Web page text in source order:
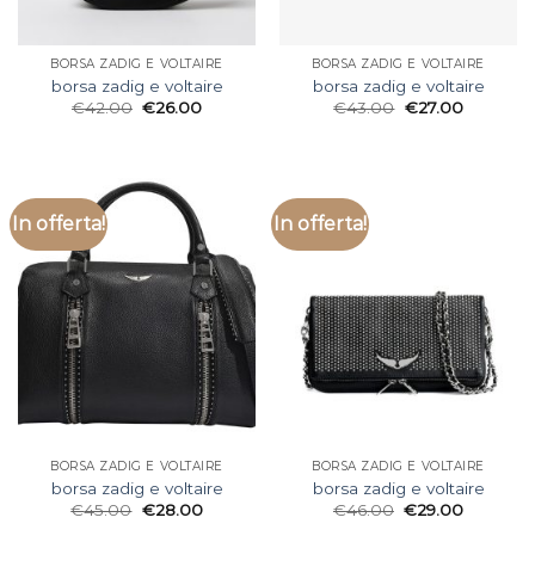
BORSA ZADIG E VOLTAIRE
borsa zadig e voltaire
€42.00 €26.00
BORSA ZADIG E VOLTAIRE
borsa zadig e voltaire
€43.00 €27.00
In offerta!
BORSA ZADIG E VOLTAIRE
borsa zadig e voltaire
€45.00 €28.00
In offerta!
BORSA ZADIG E VOLTAIRE
borsa zadig e voltaire
€46.00 €29.00